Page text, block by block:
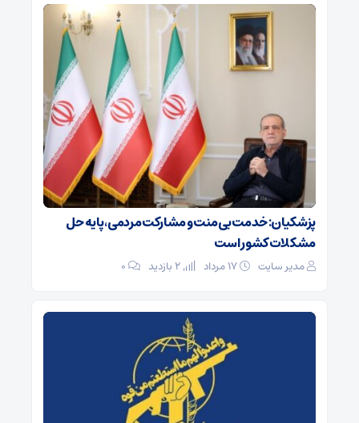
پزشکیان: خدمت بی‌منت و مشارکت مردمی، پایه حل
مشکلات کشور است
مدیر سایت ۰